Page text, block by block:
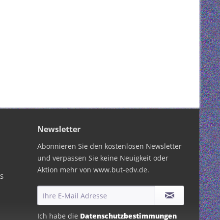
Newsletter
Abonnieren Sie den kostenlosen Newsletter
und verpassen Sie keine Neuigkeit oder
Aktion mehr von www.but-edv.de.
Ich habe die Datenschutzbestimmungen